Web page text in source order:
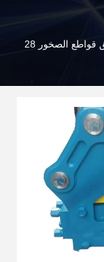
مرفق قواطع الصخور 28